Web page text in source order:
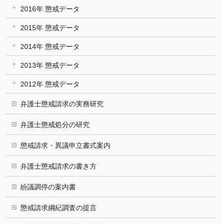
2016年 懲戒データ
2015年 懲戒データ
2014年 懲戒データ
2013年 懲戒データ
2012年 懲戒データ
弁護士懲戒請求の実務研究
弁護士懲戒処分の研究
懲戒請求・異議申立書式案内
弁護士懲戒請求の書き方
紛議調停の案内書
懲戒請求綱紀調査の提言